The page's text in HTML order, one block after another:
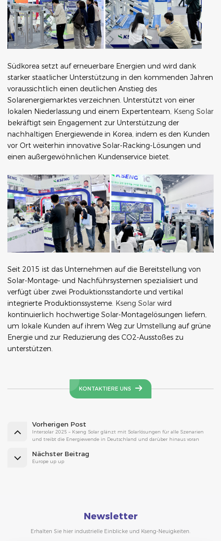
Südkorea setzt auf erneuerbare Energien und wird dank
starker staatlicher Unterstützung in den kommenden Jahren
voraussichtlich einen deutlichen Anstieg des
Solarenergiemarktes verzeichnen. Unterstützt von einer
lokalen Niederlassung und einem Expertenteam, Kseng Solar
bekräftigt sein Engagement zur Unterstützung der
nachhaltigen Energiewende in Korea, indem es den Kunden
vor Ort weiterhin innovative Solar-Racking-Lösungen und
einen außergewöhnlichen Kundenservice bietet.
Seit 2015 ist das Unternehmen auf die Bereitstellung von
Solar-Montage- und Nachführsystemen spezialisiert und
verfügt über zwei Produktionsstandorte und vertikal
integrierte Produktionssysteme. Kseng Solar wird
kontinuierlich hochwertige Solar-Montagelösungen liefern,
um lokale Kunden auf ihrem Weg zur Umstellung auf grüne
Energie und zur Reduzierung des CO2-Ausstoßes zu
unterstützen.
KONTAKTIERE UNS
Vorherigen Post
Intersolar 2025 – Kseng Solar glänzt mit Solarlösungen für alle Szenarien
und treibt die Energiewende in Deutschland und darüber hinaus voran
Nächster Beitrag
Europe up up
Newsletter
Erhalten Sie hier industrielle Einblicke und Kseng-Neuigkeiten.